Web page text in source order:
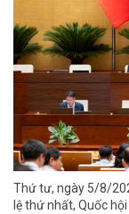
Thứ tư, ngày 5/8/
lệ thứ nhất, Quốc